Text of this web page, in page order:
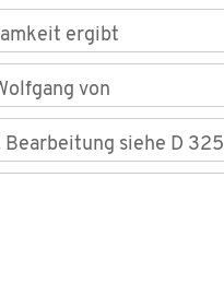
ergibt
von
Bearbeitung siehe D 325